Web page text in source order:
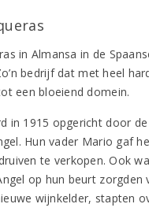
in Almansa in de
bedrijf dat met heel
een bloeiend domein.
in 1915 opgericht door
Hun vader Mario gaf
te verkopen. Ook
op hun beurt
wijnkelder, stapten